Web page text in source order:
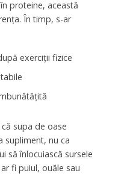
proteine, această
În timp, s-ar
exerciții fizice
supa de oase
supliment, nu ca
să înlocuiască sursele
fi puiul, ouăle sau